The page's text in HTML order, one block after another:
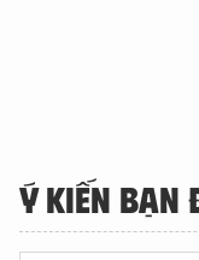
Ý KIẾN BẠN